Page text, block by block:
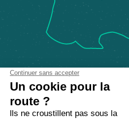
Comment venir ?
Made with by